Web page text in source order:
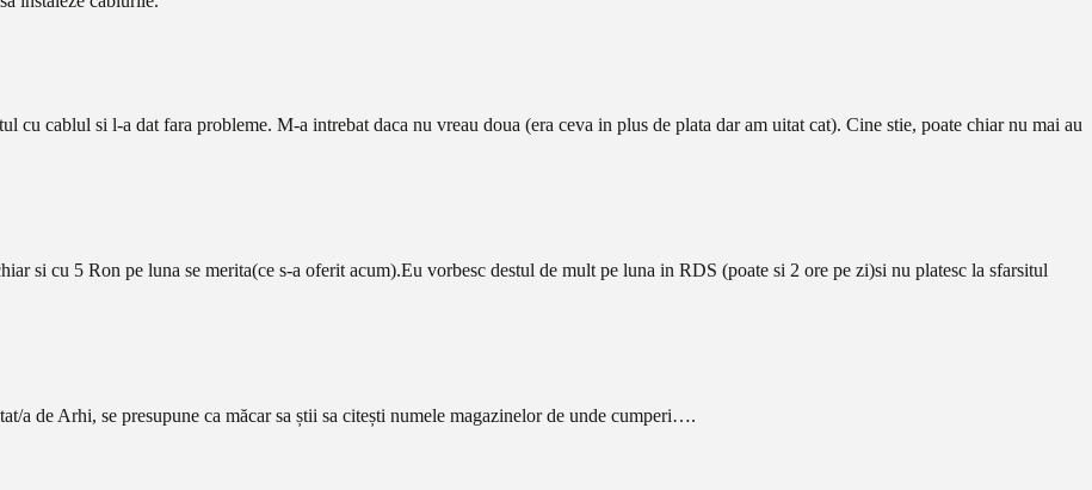
cu cablul si l-a dat fara probleme. M-a intrebat daca nu vreau doua (era ceva in plus de plata dar am uitat cat). Cine stie, poate chiar nu mai au
si cu 5 Ron pe luna se merita(ce s-a oferit acum).Eu vorbesc destul de mult pe luna in RDS (poate si 2 ore pe zi)si nu platesc la sfarsitul
a de Arhi, se presupune ca măcar sa știi sa citești numele magazinelor de unde cumperi….